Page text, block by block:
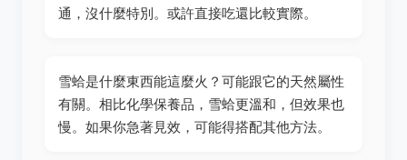
通，沒什麼特別。或許直接吃還比較實際。
雪蛤是什麼東西能這麼火？可能跟它的天然屬性
有關。相比化學保養品，雪蛤更溫和，但效果也
慢。如果你急著見效，可能得搭配其他方法。